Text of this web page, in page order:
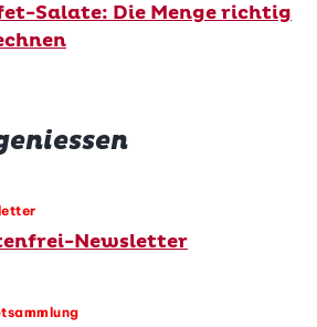
Salate: Die Menge richtig
Newsletter